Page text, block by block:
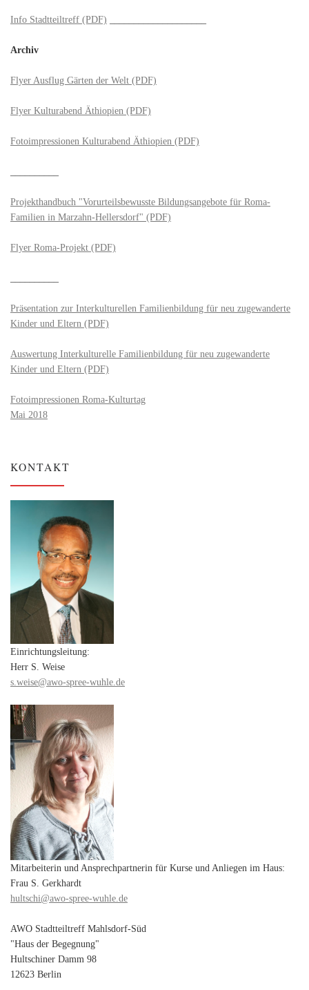
Info Stadtteiltreff (PDF)
Archiv
Flyer Ausflug Gärten der Welt (PDF)
Flyer Kulturabend Äthiopien (PDF)
Fotoimpressionen Kulturabend Äthiopien (PDF)
Projekthandbuch "Vorurteilsbewusste Bildungsangebote für Roma-
Familien in Marzahn-Hellersdorf" (PDF)
Flyer Roma-Projekt (PDF)
Präsentation zur Interkulturellen Familienbildung für neu zugewanderte
Kinder und Eltern (PDF)
Auswertung Interkulturelle Familienbildung für neu zugewanderte
Kinder und Eltern (PDF)
Fotoimpressionen Roma-Kulturtag
Mai 2018
KONTAKT
Einrichtungsleitung:
Herr S. Weise
s.weise@awo-spree-wuhle.de
Mitarbeiterin und Ansprechpartnerin für Kurse und Anliegen im Haus:
Frau S. Gerkhardt
hultschi@awo-spree-wuhle.de
AWO Stadtteiltreff Mahlsdorf-Süd
"Haus der Begegnung"
Hultschiner Damm 98
12623 Berlin